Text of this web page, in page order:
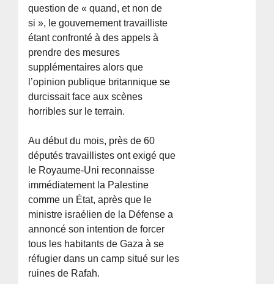
question de « quand, et non de
si », le gouvernement travailliste
étant confronté à des appels à
prendre des mesures
supplémentaires alors que
l’opinion publique britannique se
durcissait face aux scènes
horribles sur le terrain.
Au début du mois, près de 60
députés travaillistes ont exigé que
le Royaume-Uni reconnaisse
immédiatement la Palestine
comme un État, après que le
ministre israélien de la Défense a
annoncé son intention de forcer
tous les habitants de Gaza à se
réfugier dans un camp situé sur les
ruines de Rafah.